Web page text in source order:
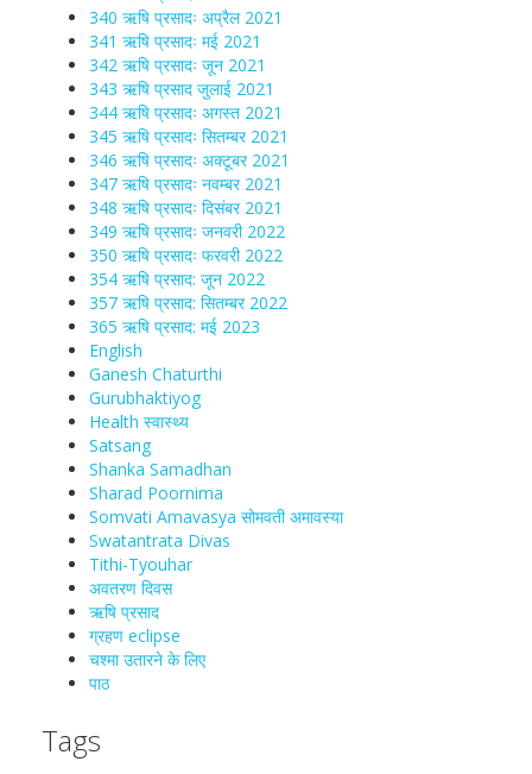
340 ऋषि प्रसादः अप्रैल 2021
341 ऋषि प्रसादः मई 2021
342 ऋषि प्रसादः जून 2021
343 ऋषि प्रसाद जुलाई 2021
344 ऋषि प्रसादः अगस्त 2021
345 ऋषि प्रसादः सितम्बर 2021
346 ऋषि प्रसादः अक्टूबर 2021
347 ऋषि प्रसादः नवम्बर 2021
348 ऋषि प्रसादः दिसंबर 2021
349 ऋषि प्रसादः जनवरी 2022
350 ऋषि प्रसादः फरवरी 2022
354 ऋषि प्रसाद: जून 2022
357 ऋषि प्रसाद: सितम्बर 2022
365 ऋषि प्रसाद: मई 2023
English
Ganesh Chaturthi
Gurubhaktiyog
Health स्वास्‍थ्‍य
Satsang
Shanka Samadhan
Sharad Poornima
Somvati Amavasya सोमवती अमावस्या
Swatantrata Divas
Tithi-Tyouhar
अवतरण दिवस
ऋषि प्रसाद
ग्रहण eclipse
चश्मा‍ उतारने के लिए
पाठ
Tags